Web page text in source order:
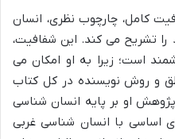
کامل، چارچوب نظری، انسان
تشریح می کند. این شفافیت،
است؛ زیرا به او امکان می
و روش نویسنده در کل کتاب
او بر پایه انسان شناسی
اساسی با انسان شناسی غربی